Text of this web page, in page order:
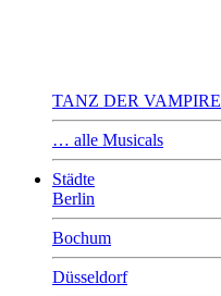
TANZ DER VAMPIRE
… alle Musicals
Städte
Berlin
Bochum
Düsseldorf